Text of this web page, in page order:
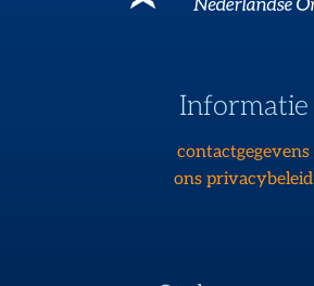
Informatie
contactgegevens
ons privacybeleid